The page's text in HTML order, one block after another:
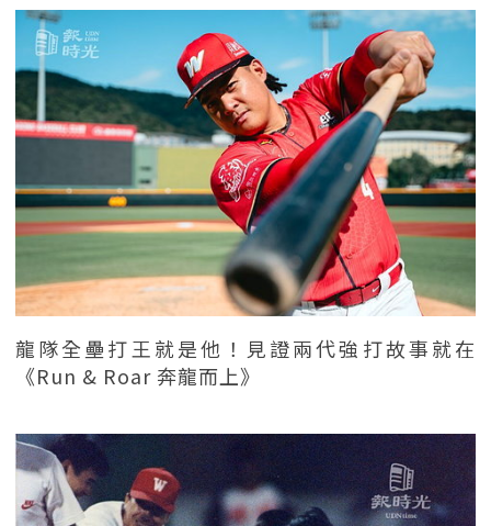
龍隊全壘打王就是他！見證兩代強打故事就在
《Run & Roar 奔龍而上》